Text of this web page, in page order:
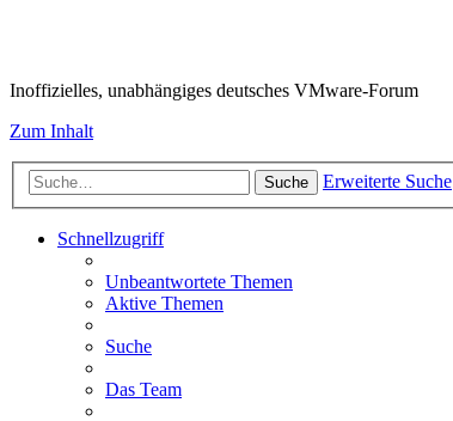
Inoffizielles, unabhängiges deutsches VMware-Forum
Zum Inhalt
Suche Erweiterte Suche
Schnellzugriff
Unbeantwortete Themen
Aktive Themen
Suche
Das Team